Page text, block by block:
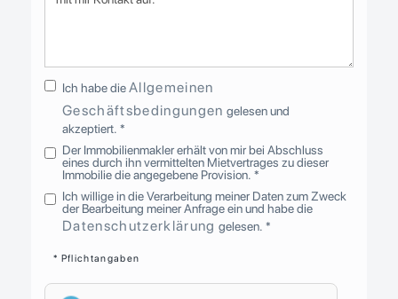
Ich habe dieAllgemeinen
Geschäftsbedingungen gelesen und
akzeptiert. *
Der Immobilienmakler erhält von mir bei Abschluss
eines durch ihn vermittelten Mietvertrages zu dieser
Immobilie die angegebene Provision. *
Ich willige in die Verarbeitung meiner Daten zum Zweck
der Bearbeitung meiner Anfrage ein und habe die
Datenschutzerklärung gelesen. *
* Pflichtangaben